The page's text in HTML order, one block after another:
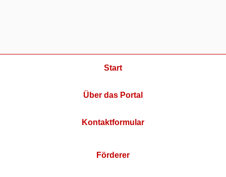
Start
Über das Portal
Kontaktformular
Förderer